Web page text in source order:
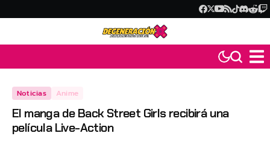
Noticias Anime
El manga de Back Street Girls recibirá una
película Live-Action